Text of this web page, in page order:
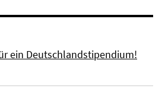
ein Deutschlandstipendium!